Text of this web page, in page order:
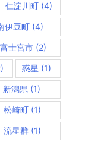
仁淀川町(4)
伊豆町 (4)
富士宮市 (2)
惑星 (1)
新潟県 (1)
松崎町 (1)
流星群(1)